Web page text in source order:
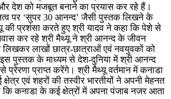
देश को मजबूत बनाने का प्रयास कर रहे हैं।
पर ‘सुपर 30 आनन्द’ जैसी पुस्तक लिखने के
की प्रशंसा करते हुए श्री यादव ने कहा कि पेशे से
कर रहे श्री मैथ्यू ने श्री आनन्द के जीवन
लिखकर लाखों छात्र-छात्राओं एवं नवयुवकों को
इस पुस्तक के माध्यम से देश-दुनिया में श्री आनन्द
प्राप्त करेंगे। श्री मैथ्यू वर्तमान में कनाडा
एवं शहरों की तस्वीर भारतीयों ने अपनी मेहनत
कनाडा के कई क्षेत्रों में अपना पंजाब नजर आता